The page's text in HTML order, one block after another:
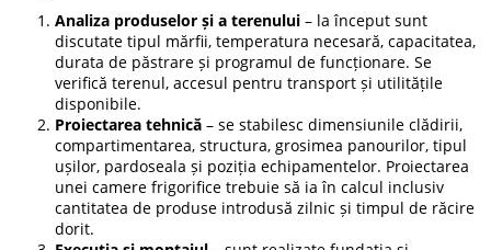
Analiza produselor și a terenului – la început sunt
discutate tipul mărfii, temperatura necesară, capacitatea,
durata de păstrare și programul de funcționare. Se
verifică terenul, accesul pentru transport și utilitățile
disponibile.
Proiectarea tehnică – se stabilesc dimensiunile clădirii,
compartimentarea, structura, grosimea panourilor, tipul
ușilor, pardoseala și poziția echipamentelor. Proiectarea
unei camere frigorifice trebuie să ia în calcul inclusiv
cantitatea de produse introdusă zilnic și timpul de răcire
dorit.